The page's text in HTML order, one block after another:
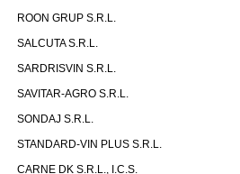
ROON GRUP S.R.L.
SALCUTA S.R.L.
SARDRISVIN S.R.L.
SAVITAR-AGRO S.R.L.
SONDAJ S.R.L.
STANDARD-VIN PLUS S.R.L.
CARNE DK S.R.L., I.C.S.